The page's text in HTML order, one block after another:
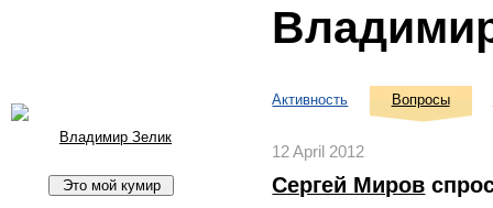
Владимир Зелик
Активность Вопросы
12 April 2012
Сергей Миров